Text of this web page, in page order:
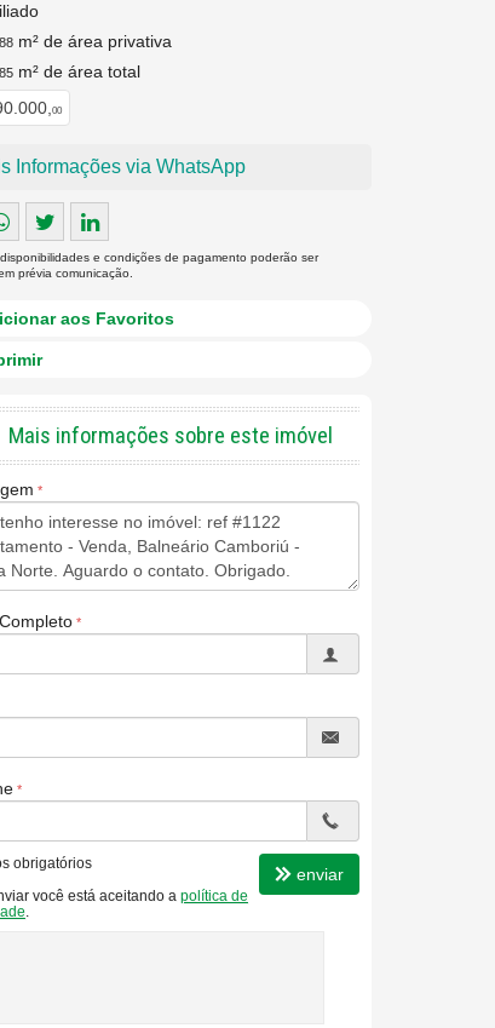
88 m² de área privativa
85 m² de área total
00
Informações via WhatsApp
e condições de pagamento poderão ser
prévia comunicação.
aos Favoritos
Mais informações sobre este imóvel
obrigatórios
você está aceitando a política de
enviar